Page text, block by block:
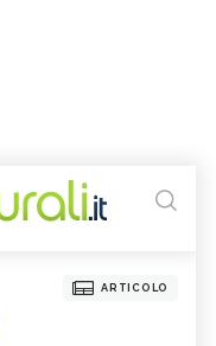
ARTICOLO